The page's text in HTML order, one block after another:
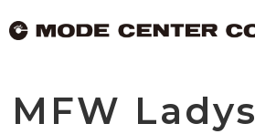
MFW Ladys